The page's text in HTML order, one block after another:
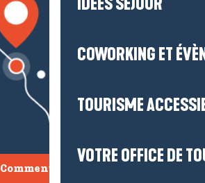
IDÉES SÉJOUR
COWORKING ET
TOURISME
VOTRE OFFICE DE
Comment venir ?